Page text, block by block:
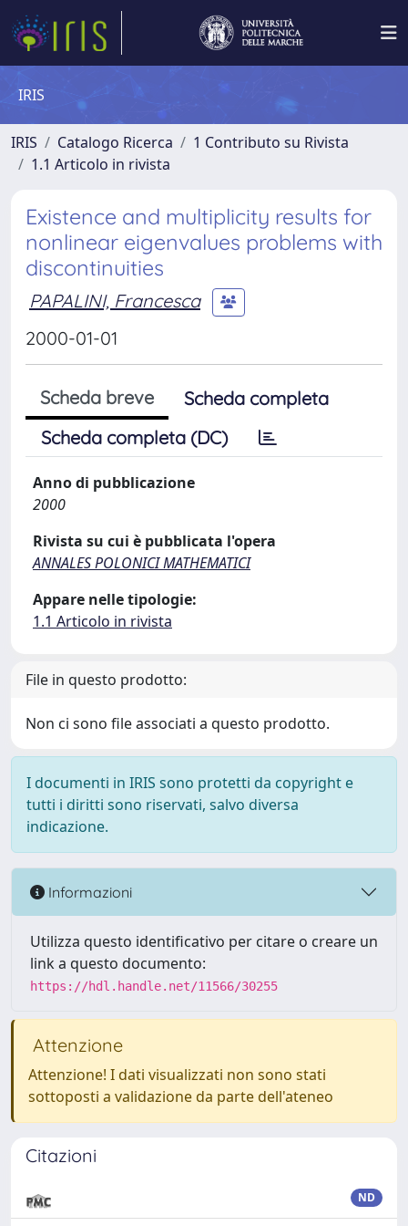
IRIS
IRIS Catalogo Ricerca
1 Contributo su Rivista
1.1 Articolo in rivista
Existence and multiplicity results for
nonlinear eigenvalues problems with
discontinuities
PAPALINI, Francesca
2000-01-01
Scheda breve
Scheda completa
Scheda completa (DC)
Anno di pubblicazione
2000
Rivista su cui è pubblicata l'opera
ANNALES POLONICI MATHEMATICI
Appare nelle tipologie:
1.1 Articolo in rivista
File in questo prodotto:
Non ci sono file associati a questo prodotto.
I documenti in IRIS sono protetti da copyright e
tutti i diritti sono riservati, salvo diversa
indicazione.
Informazioni
Utilizza questo identificativo per citare o creare un
link a questo documento:
https://hdl.handle.net/11566/30255
Attenzione
Attenzione! I dati visualizzati non sono stati
sottoposti a validazione da parte dell'ateneo
Citazioni
ND